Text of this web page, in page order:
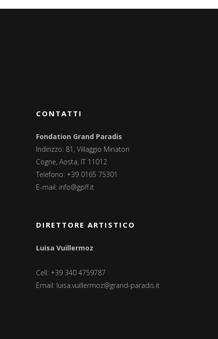
CONTATTI
Fondation Grand Paradis
Indirizzo: 81, Villaggio Minatori
Cogne, Aosta, IT 11012
Telefono: +39 0165 75301
E-mail: info@gpff.it
DIRETTORE ARTISTICO
Luisa Vuillermoz
Cell: +39 340 4759787
Email: luisa.vuillermoz@grand-paradis.it